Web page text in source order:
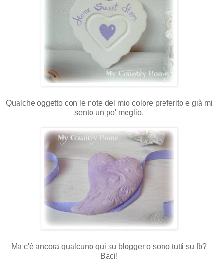
Qualche oggetto con le note del mio colore preferito e già mi
sento un po' meglio.
Ma c'è ancora qualcuno qui su blogger o sono tutti su fb?
Baci!